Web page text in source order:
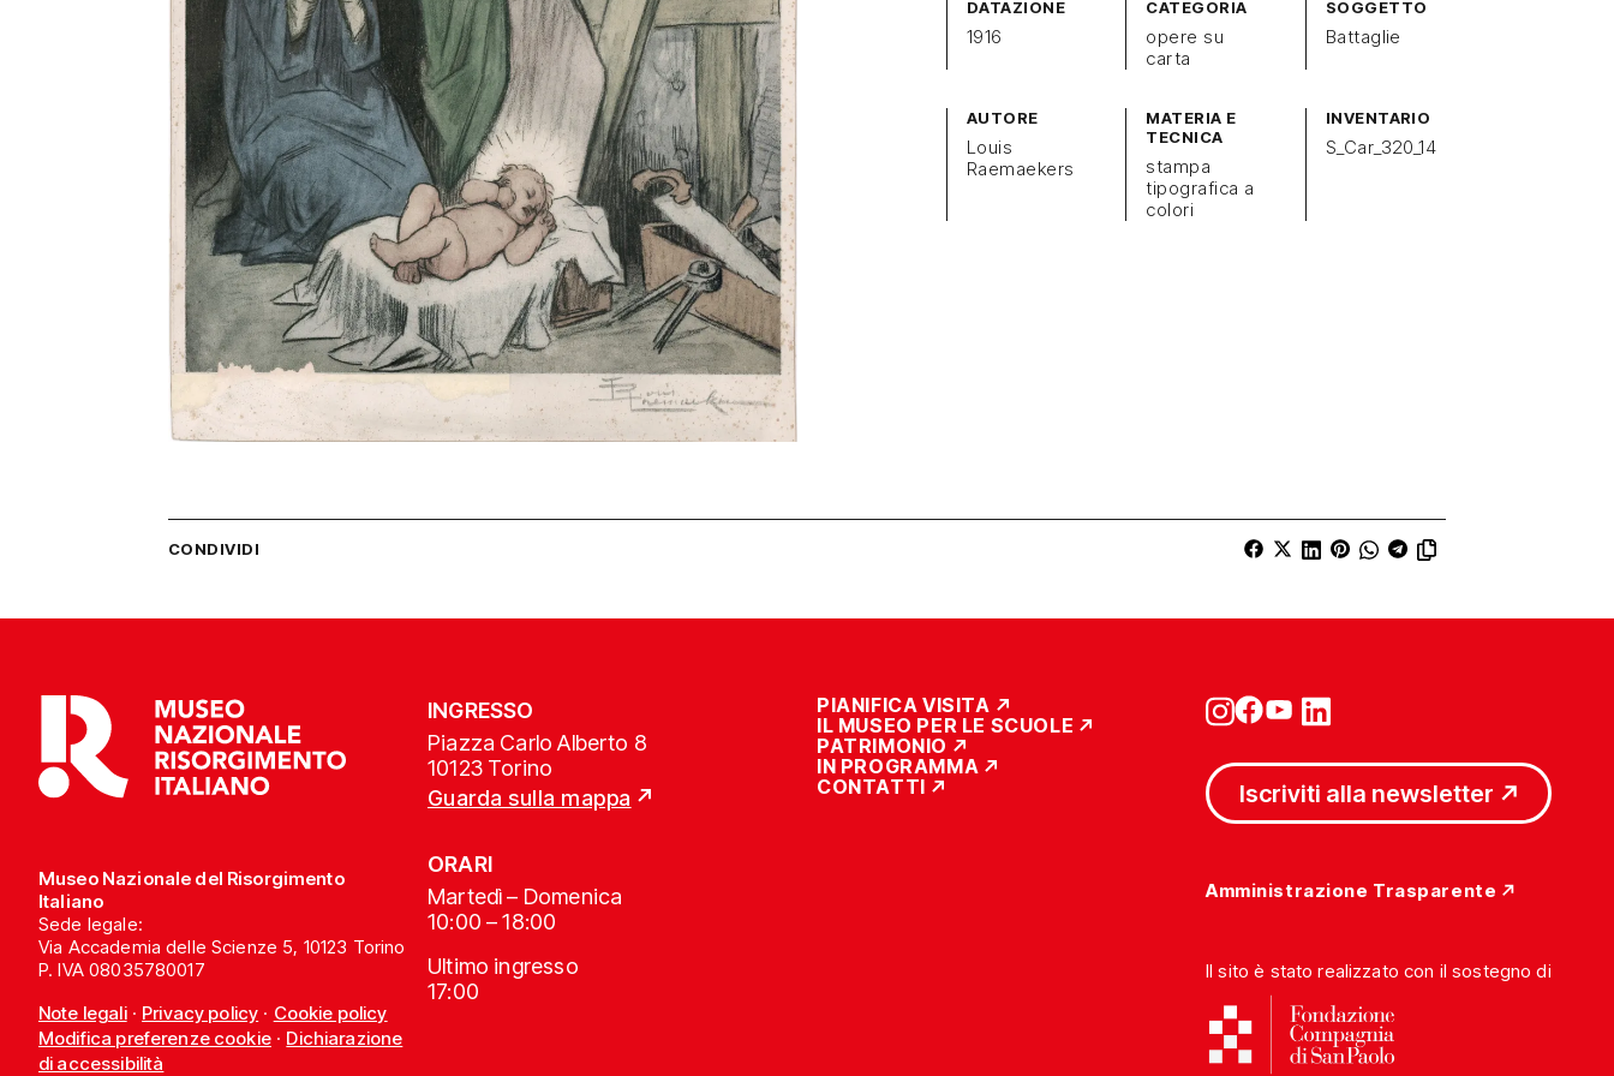
DATAZIONE
1916
CATEGORIA
opere su
carta
SOGGETTO
Battaglie
AUTORE
Louis
Raemaekers
MATERIA E
TECNICA
stampa
tipografica a
colori
INVENTARIO
S_Car_320_14
CONDIVIDI
Museo Nazionale del Risorgimento
Italiano
Sede legale:
Via Accademia delle Scienze 5, 10123 Torino
P. IVA 08035780017
Note legali· Privacy policy · Cookie policy
Modifica preferenze cookie· Dichiarazione
di accessibilità
INGRESSO
Piazza Carlo Alberto 8
10123 Torino
Guarda sulla mappa
ORARI
Martedì – Domenica
10:00 – 18:00
Ultimo ingresso
17:00
PIANIFICA VISITA
IL MUSEO PER LE SCUOLE
PATRIMONIO
IN PROGRAMMA
CONTATTI
Iscriviti alla newsletter
Amministrazione Trasparente
Il sito è stato realizzato con il sostegno di